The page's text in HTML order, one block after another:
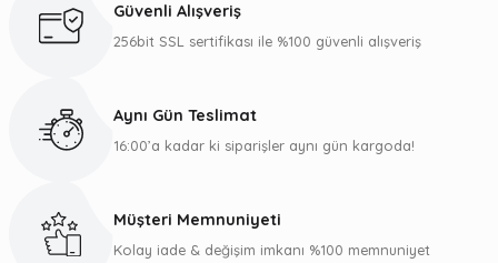
Ürün bilgilerinde hatalar bulunuyor.
Gönder
Güvenli Alışveriş
256bit SSL sertifikası ile %100 güvenli alışveriş
Aynı Gün Teslimat
16:00’a kadar ki siparişler aynı gün kargoda!
Müşteri Memnuniyeti
Kolay iade & değişim imkanı %100 memnuniyet